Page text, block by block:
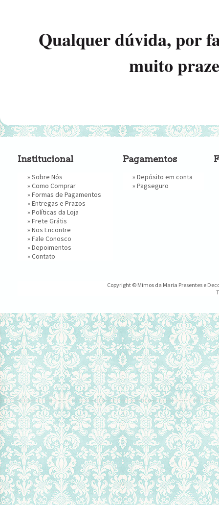
Qualquer dúvida, por
muito
Institucional
» Sobre Nós
» Como Comprar
» Formas de Pagamentos
» Entregas e Prazos
» Políticas da Loja
» Frete Grátis
» Nos Encontre
» Fale Conosco
» Depoimentos
» Contato
Pagamentos
» Depósito em conta
» Pagseguro
Copyright © Mimos da Maria Presentes e